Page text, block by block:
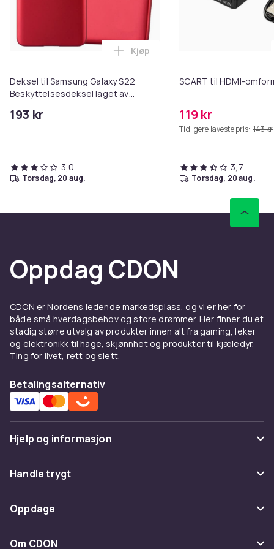
Materiale
Artikkel nr.
0c7388a9-04de-493a-aac7-1d9dc65a6f18
Produktsikkerhetsinformasjon
Deksel til Samsung Galaxy S22
Beskyttelsesdeksel laget av
193 kr
Legg Deksel til Samsung
Kjøp
3,0
torsdag, 20 aug.
SCART til HDMI-
119 kr
Tidligere laveste pris: 143 kr
3,7
torsdag, 20 aug.
Oppdag CDON
CDON er Nordens ledende markedsplass, og vi er her for
både små hverdagsbehov og store drømmer. Her finner du et
stadig større utvalg av produkter innen alt fra gaming, leker
og elektronikk til hage, skjønnhet og produkter til kjæledyr.
Ting for livet, rett og slett.
Betalingsalternativ
Hjelp og informasjon
Vanlige spørsmål
Spor pakke
Angre & returner her
Kontakt oss
Handle trygt
Betaling
Levering
Oppdage
Kategorier
Om CDON